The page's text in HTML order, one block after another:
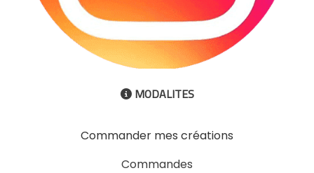
 MODALITES
Commander mes créations
Commandes